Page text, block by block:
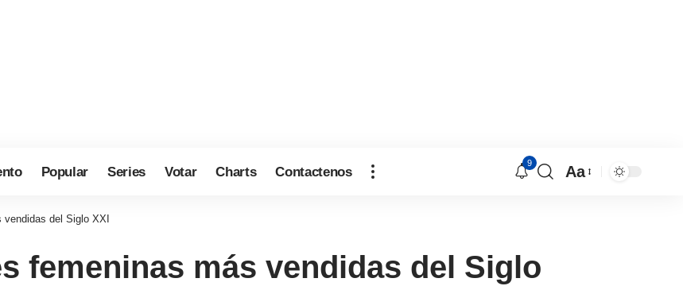
Popular Series Votar Charts Contactenos
9
Aa
del Siglo XXI
femeninas más vendidas del Siglo